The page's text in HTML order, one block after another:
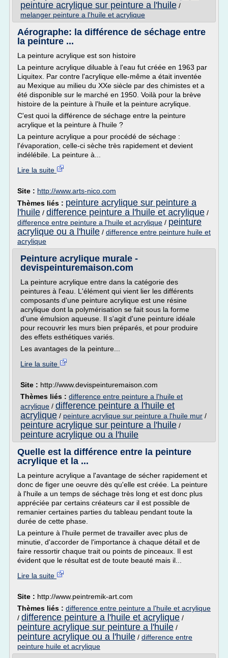
peinture acrylique sur peinture a l'huile /
melanger peinture a l'huile et acrylique
Aérographe: la différence de séchage entre
la peinture ...
La peinture acrylique est son histoire
La peinture acrylique diluable à l'eau fut créée en 1963 par
Liquitex. Par contre l'acrylique elle-même a était inventée
au Mexique au milieu du XXe siècle par des chimistes et a
été disponible sur le marché en 1950. Voilà pour la brève
histoire de la peinture à l'huile et la peinture acrylique.
C'est quoi la différence de séchage entre la peinture
acrylique et la peinture à l'huile ?
La peinture acrylique a pour procédé de séchage :
l'évaporation, celle-ci sèche très rapidement et devient
indélébile. La peinture à...
Lire la suite
Site : http://www.arts-nico.com
Thèmes liés : peinture acrylique sur peinture a
l'huile / difference peinture a l'huile et acrylique /
difference entre peinture a l'huile et acrylique / peinture
acrylique ou a l'huile / difference entre peinture huile et
acrylique
Peinture acrylique murale -
devispeinturemaison.com
La peinture acrylique entre dans la catégorie des
peintures à l'eau. L'élément qui vient lier les différents
composants d'une peinture acrylique est une résine
acrylique dont la polymérisation se fait sous la forme
d'une émulsion aqueuse. Il s'agit d'une peinture idéale
pour recouvrir les murs bien préparés, et pour produire
des effets esthétiques variés.
Les avantages de la peinture...
Lire la suite
Site : http://www.devispeinturemaison.com
Thèmes liés : difference entre peinture a l'huile et
acrylique / difference peinture a l'huile et
acrylique / peinture acrylique sur peinture a l'huile mur /
peinture acrylique sur peinture a l'huile /
peinture acrylique ou a l'huile
Quelle est la différence entre la peinture
acrylique et la ...
La peinture acrylique a l'avantage de sécher rapidement et
donc de figer une oeuvre dès qu'elle est créée. La peinture
à l'huile a un temps de séchage très long et est donc plus
appréciée par certains créateurs car il est possible de
remanier certaines parties du tableau pendant toute la
durée de cette phase.
La peinture à l'huile permet de travailler avec plus de
minutie, d'accorder de l'importance à chaque détail et de
faire ressortir chaque trait ou points de pinceaux. Il est
évident que le résultat est de toute beauté mais il...
Lire la suite
Site : http://www.peintremik-art.com
Thèmes liés : difference entre peinture a l'huile et acrylique
/ difference peinture a l'huile et acrylique /
peinture acrylique sur peinture a l'huile /
peinture acrylique ou a l'huile / difference entre
peinture huile et acrylique